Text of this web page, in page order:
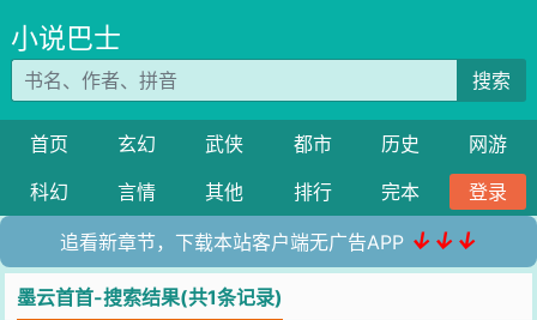
小说巴士
搜索
首页 玄幻 武侠 都市 历史
网游
科幻
言情 其他 排行 完本 登录
追看新章节，下载本站客户端无广告APP ↓↓↓
墨云首首-搜索结果(共1条记录)